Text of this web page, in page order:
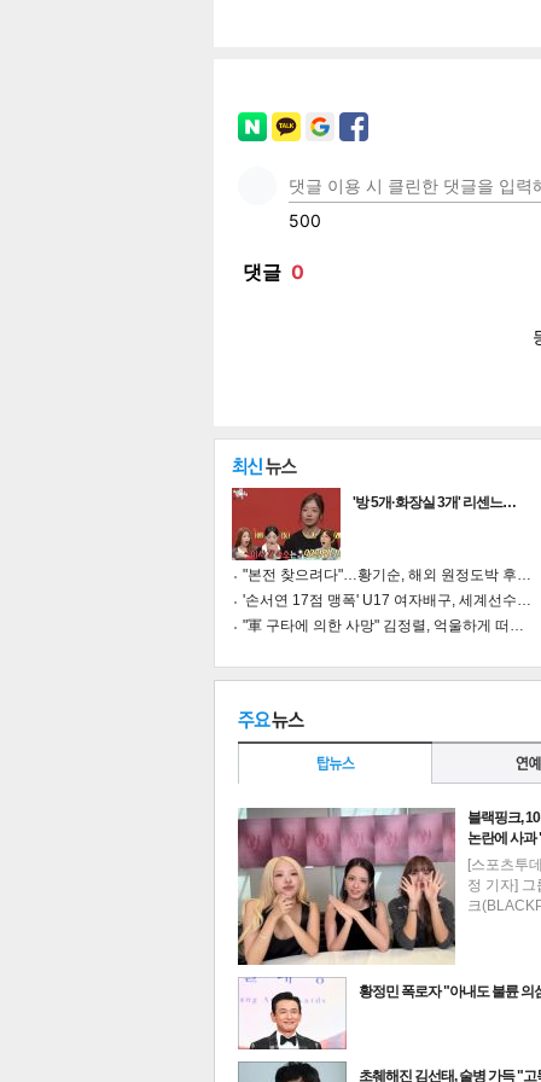
유
트위 카카
최신뉴스
'방 5개·화장실 3개' 리센느…
"본전 찾으려다"…황기순, 해외 원정도박 후…
'손서연 17점 맹폭' U17 여자배구, 세계선수…
"軍 구타에 의한 사망" 김정렬, 억울하게 떠…
블랙핑크,
논란에 사
[스포츠투
정 기자] 그
크
황정민 폭로자 "아내도 불륜
초췌해진 김선태, 술병 가득 "